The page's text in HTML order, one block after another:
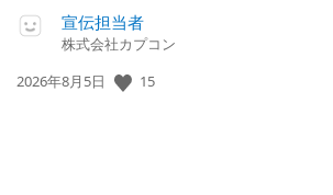
宣伝担当者
株式会社カプコン
公
2026年8月5日 15